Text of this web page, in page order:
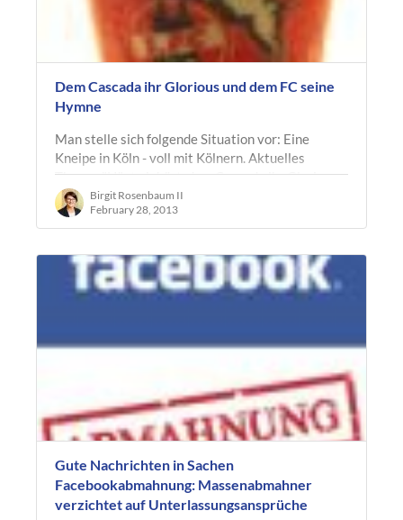
Dem Cascada ihr Glorious und dem FC seine
Hymne
Man stelle sich folgende Situation vor: Eine
Kneipe in Köln - voll mit Kölnern. Aktuelles
Thema: "Häste jehört, dem Cascada ihr Glorious
dat soll jekläut sinn". Das Thema…
Birgit Rosenbaum II
February 28, 2013
Gute Nachrichten in Sachen
Facebookabmahnung: Massenabmahner
verzichtet auf Unterlassungsansprüche